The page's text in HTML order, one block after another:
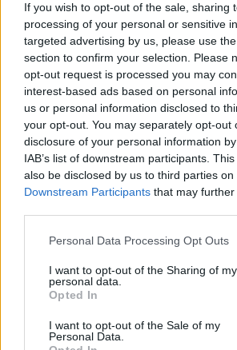
If you wish to opt-out of the sale, sharing
processing of your personal or sensitive
targeted advertising by us, please use
section to confirm your selection. Please
opt-out request is processed you may
interest-based ads based on personal
us or personal information disclosed to
your opt-out. You may separately opt-out
disclosure of your personal information
IAB’s list of downstream participants.
also be disclosed by us to third parties on
Downstream Participants that may
Please note that this website/app uses
not limited to your visit or usage
grant or deny consent to Google and its
use your data for below specified
consent section.
Personal Data Processing Opt Outs
I want to opt-out of the Sharing of my
personal data.
Opted In
I want to opt-out of the Sale of my
Personal Data.
Az anya-magzat analízis
belüli fejlődését, valamint a
heteket, a sokak által rettegett
időszakban van preventív
terapeutatát, hogy így a baba
megismerhető lesz az anya
magzatnak nincs személyisége,
személyiségfejlődés magzati
ebben pedig kulcsszerepet
karaktere az anya személyisége
alatt megélt érzései.
anya számára. Az anya